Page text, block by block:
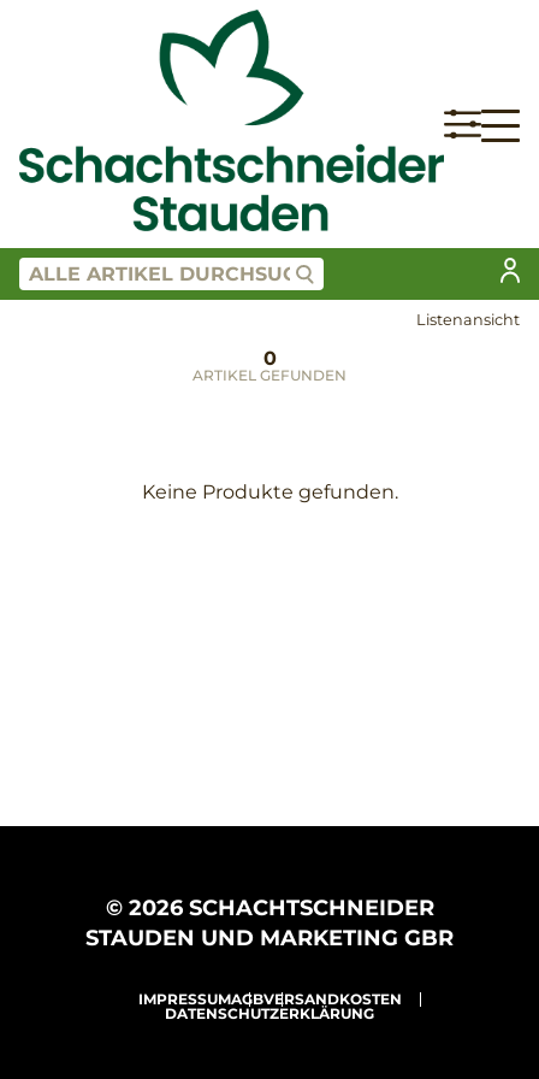
Listenansicht
0
ARTIKEL GEFUNDEN
Keine Produkte gefunden.
© 2026 SCHACHTSCHNEIDER
STAUDEN UND MARKETING GBR
IMPRESSUMAGBVERSANDKOSTEN
DATENSCHUTZERKLÄRUNG